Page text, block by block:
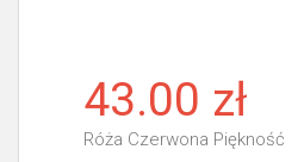
43.00 zł
Róża Czerwona Piękność